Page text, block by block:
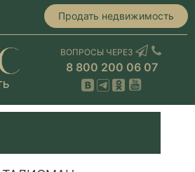
Продать недвижимость
ВОПРОСЫ ЧЕРЕЗ
8 800 200 06 07